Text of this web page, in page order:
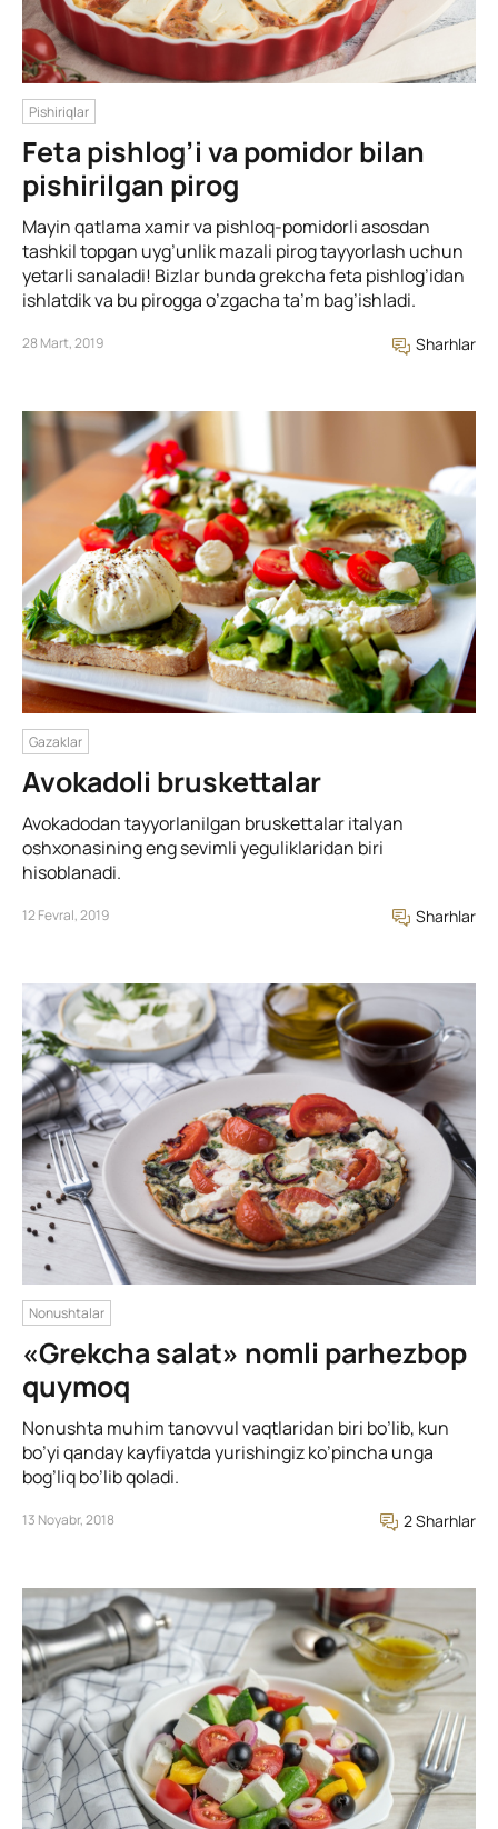
Pishiriqlar
Feta pishlog’i va pomidor bilan
pishirilgan pirog
Mayin qatlama xamir va pishloq-pomidorli asosdan
tashkil topgan uyg’unlik mazali pirog tayyorlash uchun
yetarli sanaladi! Bizlar bunda grekcha feta pishlog’idan
ishlatdik va bu pirogga o’zgacha ta’m bag’ishladi.
28 Mart, 2019 Sharhlar
Gazaklar
Avokadoli bruskettalar
Avokadodan tayyorlanilgan bruskettalar italyan
oshxonasining eng sevimli yeguliklaridan biri
hisoblanadi.
12 Fevral, 2019 Sharhlar
Nonushtalar
«Grekcha salat» nomli parhezbop
quymoq
Nonushta muhim tanovvul vaqtlaridan biri bo’lib, kun
bo’yi qanday kayfiyatda yurishingiz ko’pincha unga
bog’liq bo’lib qoladi.
13 Noyabr, 2018 2 Sharhlar